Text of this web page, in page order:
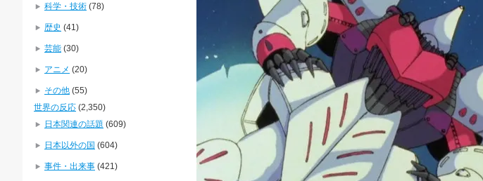
科学・技術 (78)
歴史 (41)
芸能 (30)
アニメ (20)
その他 (55)
世界の反応 (2,350)
日本関連の話題 (609)
日本以外の国 (604)
事件・出来事 (421)